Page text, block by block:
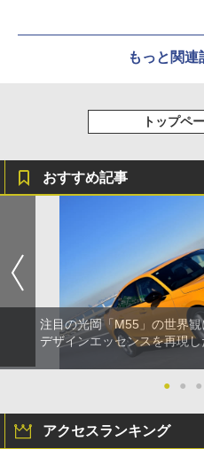
もっと関連
トップペ
おすすめ記事
注目の光岡「M55」の世界
デザインエッセンスを再現
● ● ●
アクセスランキング